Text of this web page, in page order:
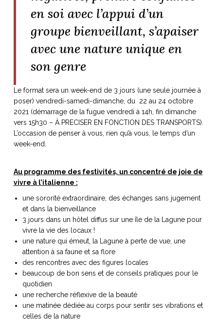
en soi avec l’appui d’un
groupe bienveillant, s’apaiser
avec une nature unique en
son genre
Le format sera un week-end de 3 jours (une seule journée à
poser) vendredi-samedi-dimanche, du
22 au 24 octobre
2021 (démarrage de la fugue vendredi à 14h, fin dimanche
vers 15h30 – À PRECISER EN FONCTION DES TRANSPORTS).
L’occasion de penser à vous, rien qu’à vous, le temps d’un
week-end.
Au programme des festivités, un concentré de joie de
vivre à l’italienne :
une sororité extraordinaire, des échanges sans jugement
et dans la bienveillance
3 jours dans un hôtel diffus sur une île de la Lagune pour
vivre la vie des locaux !
une nature qui émeut, la Lagune à perte de vue, une
attention à sa faune et sa flore
des rencontres avec des figures locales
beaucoup de bon sens et de conseils pratiques pour le
quotidien
une recherche réflexive de la beauté
une matinée dédiée au corps pour sentir ses vibrations et
celles de la nature